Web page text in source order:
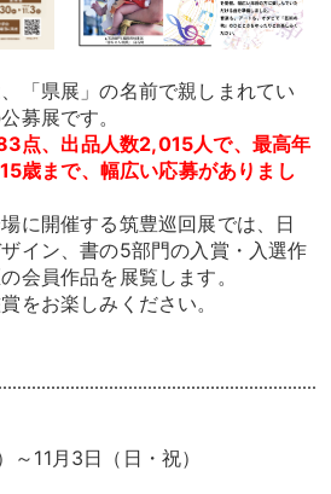
「県展」の名前で親しまれてい
募展です。
点、出品人数2,015人で、最高年
歳まで、幅広い応募がありまし
に開催する筑豊巡回展では、日
イン、書の5部門の入賞・入選作
会員作品を展覧します。
をお楽しみください。
11月3日（日・祝）